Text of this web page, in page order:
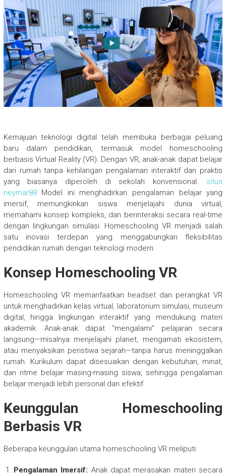
Kemajuan teknologi digital telah membuka berbagai peluang
baru dalam pendidikan, termasuk model homeschooling
berbasis Virtual Reality (VR). Dengan VR, anak-anak dapat belajar
dari rumah tanpa kehilangan pengalaman interaktif dan praktis
yang biasanya diperoleh di sekolah konvensional. situs
neymar88Model ini menghadirkan pengalaman belajar yang
imersif, memungkinkan siswa menjelajahi dunia virtual,
memahami konsep kompleks, dan berinteraksi secara real-time
dengan lingkungan simulasi. Homeschooling VR menjadi salah
satu inovasi terdepan yang menggabungkan fleksibilitas
pendidikan rumah dengan teknologi modern.
Konsep Homeschooling VR
Homeschooling VR memanfaatkan headset dan perangkat VR
untuk menghadirkan kelas virtual, laboratorium simulasi, museum
digital, hingga lingkungan interaktif yang mendukung materi
akademik. Anak-anak dapat “mengalami” pelajaran secara
langsung—misalnya menjelajahi planet, mengamati ekosistem,
atau menyaksikan peristiwa sejarah—tanpa harus meninggalkan
rumah. Kurikulum dapat disesuaikan dengan kebutuhan, minat,
dan ritme belajar masing-masing siswa, sehingga pengalaman
belajar menjadi lebih personal dan efektif.
Keunggulan Homeschooling
Berbasis VR
Beberapa keunggulan utama homeschooling VR meliputi:
Pengalaman Imersif: Anak dapat merasakan materi secara